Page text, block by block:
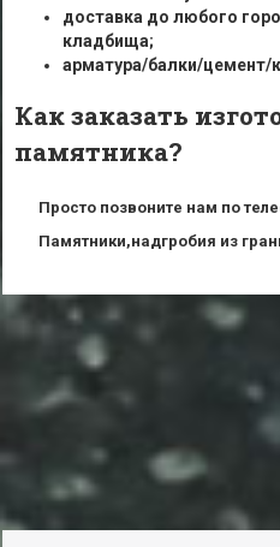
доставка до любого
кладбища;
арматура/балки/цемент/
Как заказать
памятника?
Просто позвоните нам по
Памятники,надгробия из